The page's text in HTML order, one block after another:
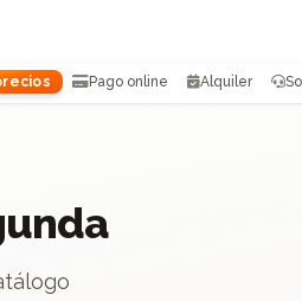
Pago online Alquiler